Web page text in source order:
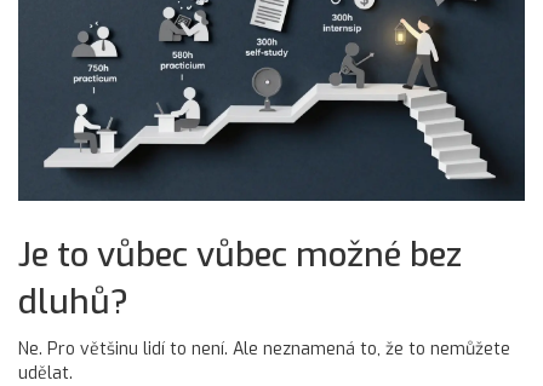
Je to vůbec vůbec možné bez
dluhů?
Ne. Pro většinu lidí to není. Ale neznamená to, že to nemůžete
udělat.